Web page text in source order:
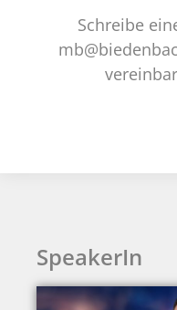
Schreibe
SpeakerIn